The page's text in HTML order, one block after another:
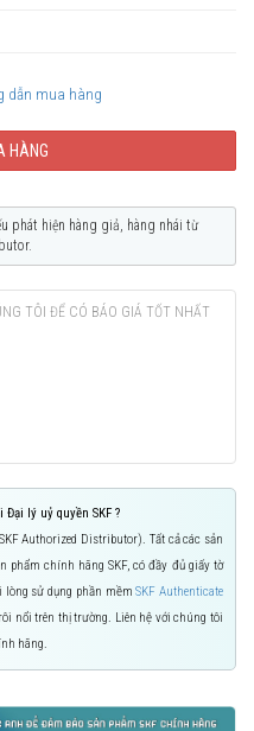
dẫn mua hàng
HÀNG
phát hiện hàng giả, hàng nhái từ
TÔI ĐỂ CÓ BÁO GIÁ TỐT NHẤT
Đại lý uỷ quyền SKF ?
Authorized Distributor). Tất cả các sản
phẩm chính hãng SKF, có đầy đủ giấy tờ
lòng sử dụng phần mềmSKF Authenticate
nổi trên thị trường. Liên hệ với chúng tôi
hãng.